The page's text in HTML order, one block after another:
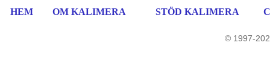
HEM OM KALIMERA STÖD KALIMERA
© 1997-